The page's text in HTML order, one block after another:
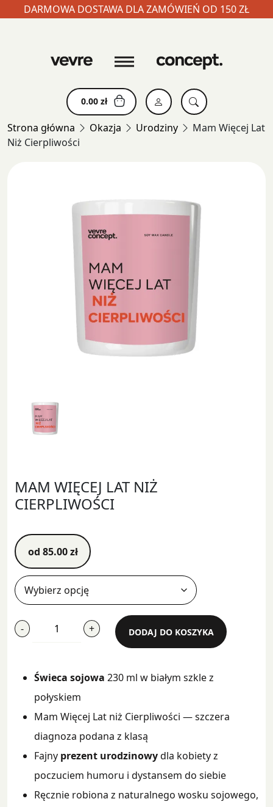
DARMOWA DOSTAWA DLA ZAMÓWIEŃ OD 150 ZŁ
0.00 zł
Strona główna Okazja Urodziny
Mam Więcej Lat
Niż Cierpliwości
MAM WIĘCEJ LAT NIŻ
CIERPLIWOŚCI
od 85.00zł
Świeca sojowa 230 ml w białym szkle z
połyskiem
Mam Więcej Lat niż Cierpliwości — szczera
diagnoza podana z klasą
Fajny prezent urodzinowydla kobiety z
poczuciem humoru i dystansem do siebie
Ręcznie robiona z naturalnego wosku sojowego,
-
Niż
Cierpliwości
+ DODAJ DO KOSZYKA